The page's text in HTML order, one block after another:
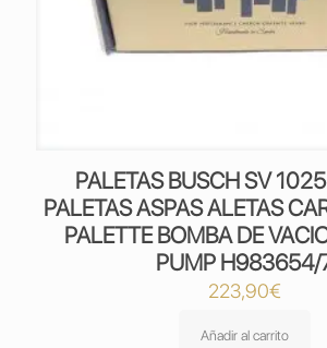
PALETAS BUSCH SV
PALETAS ASPAS ALETAS
PALETTE BOMBA DE
PUMP H983654/
223,90€
Añadir al carrito